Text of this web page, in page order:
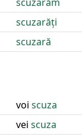
scuzarăți
scuzară
voi scuza
vei scuza